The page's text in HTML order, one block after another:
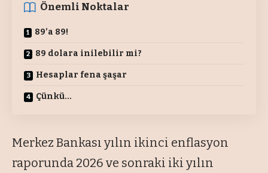
Önemli Noktalar
89’a 89!
89 dolara inilebilir mi?
Hesaplar fena şaşar
Çünkü…
Merkez Bankası yılın ikinci enflasyon
raporunda 2026 ve sonraki iki yılın